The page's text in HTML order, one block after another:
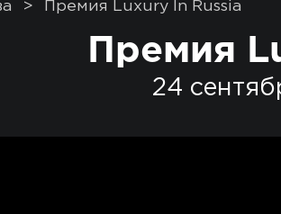
> Премия Luxury In Russia
Премия
24